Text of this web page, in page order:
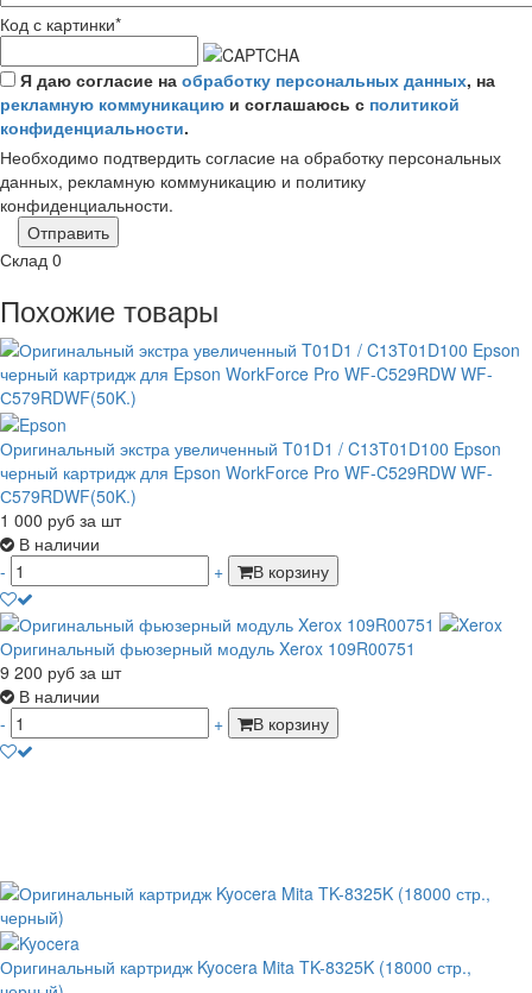
Код с картинки*
Я даю согласие на обработку персональных данных, на
рекламную коммуникацию и соглашаюсь с политикой
конфиденциальности.
Необходимо подтвердить согласие на обработку персональных
данных, рекламную коммуникацию и политику
конфиденциальности.
Отправить
Склад 0
Похожие товары
Оригинальный экстра увеличенный T01D1 / C13T01D100 Epson
черный картридж для Epson WorkForce Pro WF-C529RDW WF-
С579RDWF(50K.)
1 000 руб за шт
В наличии
-
+ В корзину
Оригинальный фьюзерный модуль Xerox 109R00751
9 200 руб за шт
В наличии
-
+ В корзину
Оригинальный картридж Kyocera Mita TK-8325K (18000 стр.,